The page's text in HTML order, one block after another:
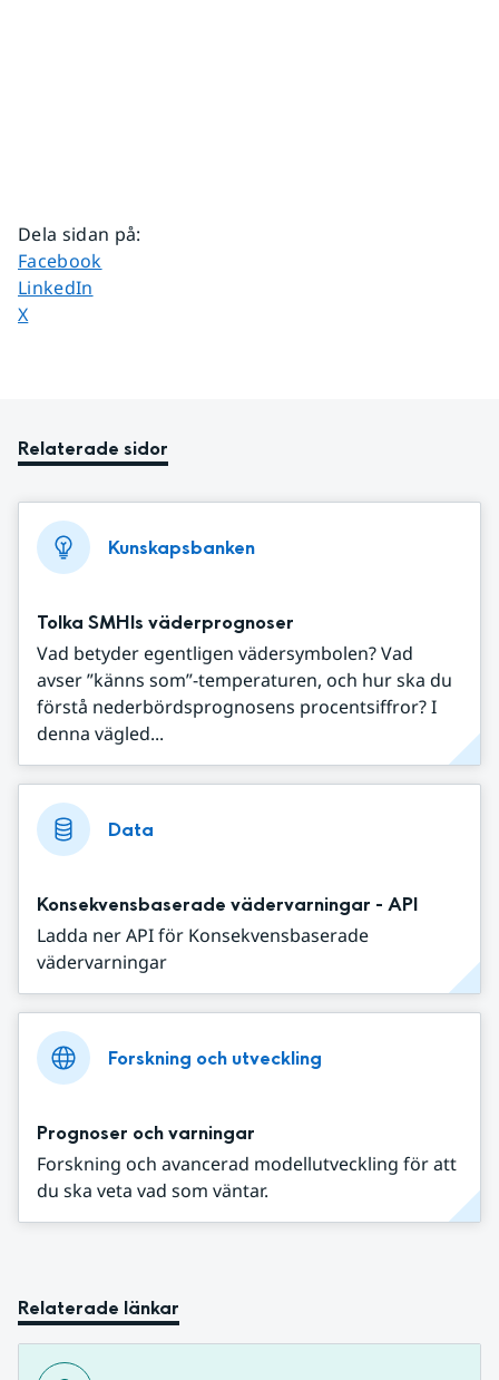
Dela sidan på:
Dela sidan på
Facebook
Dela sidan på
LinkedIn
Dela sidan på
X
Relaterade sidor
Kunskapsbanken
Tolka SMHIs väderprognoser
Vad betyder egentligen vädersymbolen? Vad
avser ”känns som”-temperaturen, och hur ska du
förstå nederbördsprognosens procentsiffror? I
denna vägled...
Data
Konsekvensbaserade vädervarningar - API
Ladda ner API för Konsekvensbaserade
vädervarningar
Forskning och utveckling
Prognoser och varningar
Forskning och avancerad modellutveckling för att
du ska veta vad som väntar.
Relaterade länkar